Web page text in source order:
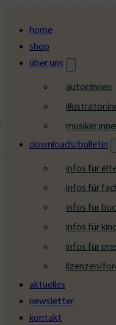
home
shop
über uns
autor:innen
downloads/bulletin
infos für
infos für
infos für
infos für
infos für
lizenzen/
aktuelles
newsletter
kontakt